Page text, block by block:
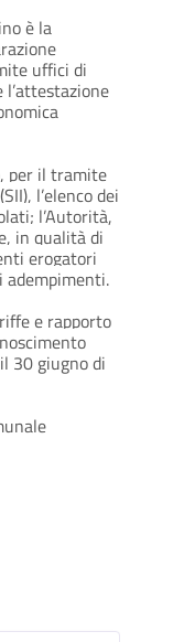
è la
uffici di
per il tramite
l’elenco dei
l’Autorità,
in qualità di
erogatori
adempimenti.
e rapporto
30 giugno di